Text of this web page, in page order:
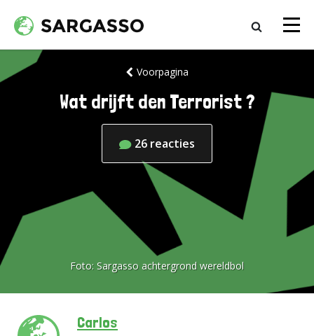
Voorpagina
Wat drijft den Terrorist ?
26 reacties
Foto: Sargasso achtergrond wereldbol
Carlos